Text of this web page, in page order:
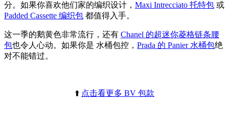
分。如果你喜欢他们家的编织设计， Maxi Intrecciato 托特包 或
Padded Cassette 编织包 都值得入手。
这一季的鹅黄色非常流行，还有 Chanel 的超迷你菱格链条腰
包也令人心动。如果你是 水桶包控， Prada 的 Panier 水桶包绝
对不能错过。
⬆️ 点击看更多 BV 包款